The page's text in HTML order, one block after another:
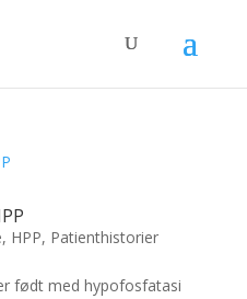
, HPP, Patienthistorier
født med hypofosfatasi